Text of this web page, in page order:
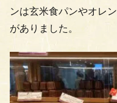
ンは玄米食パンやオレ
がありました。